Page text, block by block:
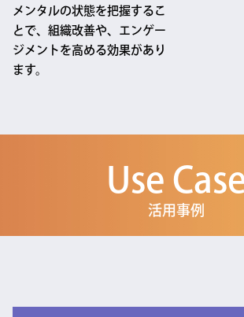
メンタルの状態を把握するこ
とで、組織改善や、エンゲー
ジメントを高める効果があり
ます。
Use
活用事例